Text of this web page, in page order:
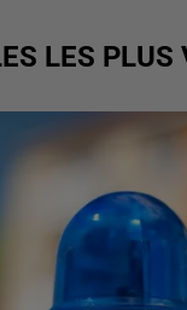
LES PLUS